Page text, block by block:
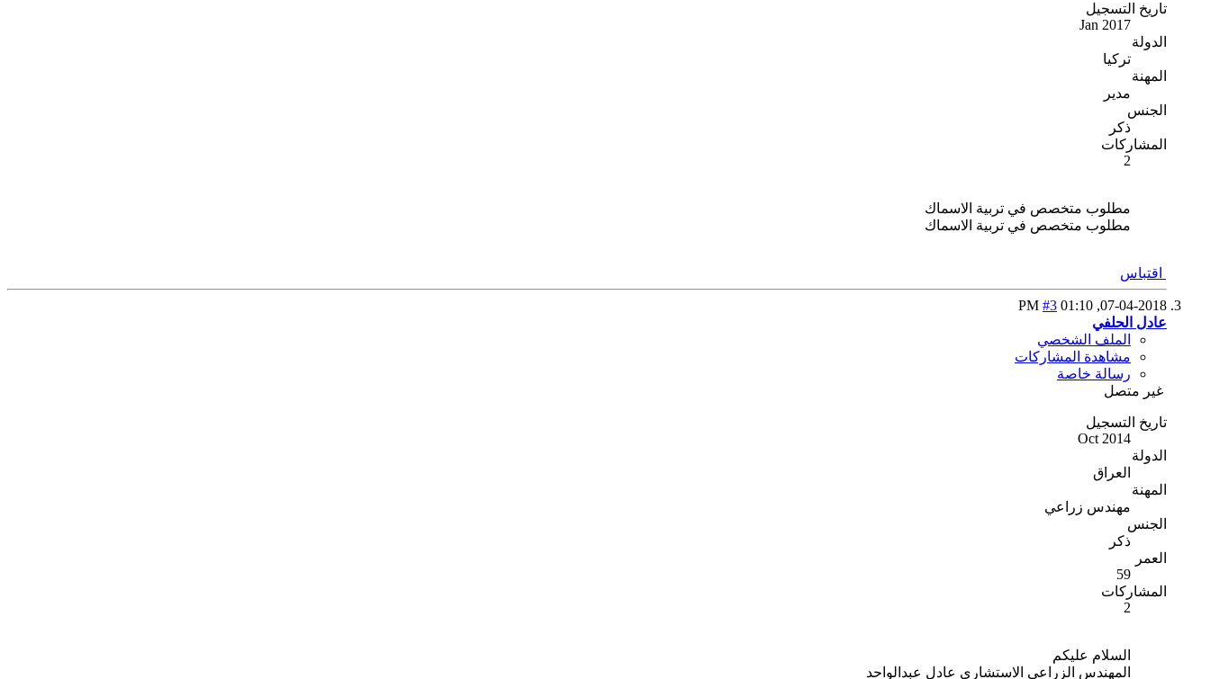
تاريخ التسجيل
Jan 2017
الدولة
تركيا
المهنة
مدير
الجنس
ذكر
المشاركات
2
مطلوب متخصص في تربية الاسماك
مطلوب متخصص في تربية الاسماك
اقتباس
07-04-2018,
01:10 PM
#3
عادل الحلفي
الملف الشخصي
مشاهدة المشاركات
رسالة خاصة
غير متصل
تاريخ التسجيل
Oct 2014
الدولة
العراق
المهنة
مهندس زراعي
الجنس
ذكر
العمر
59
المشاركات
2
السلام عليكم
المهندس الزراعي الاستشاري عادل عبدالواحد